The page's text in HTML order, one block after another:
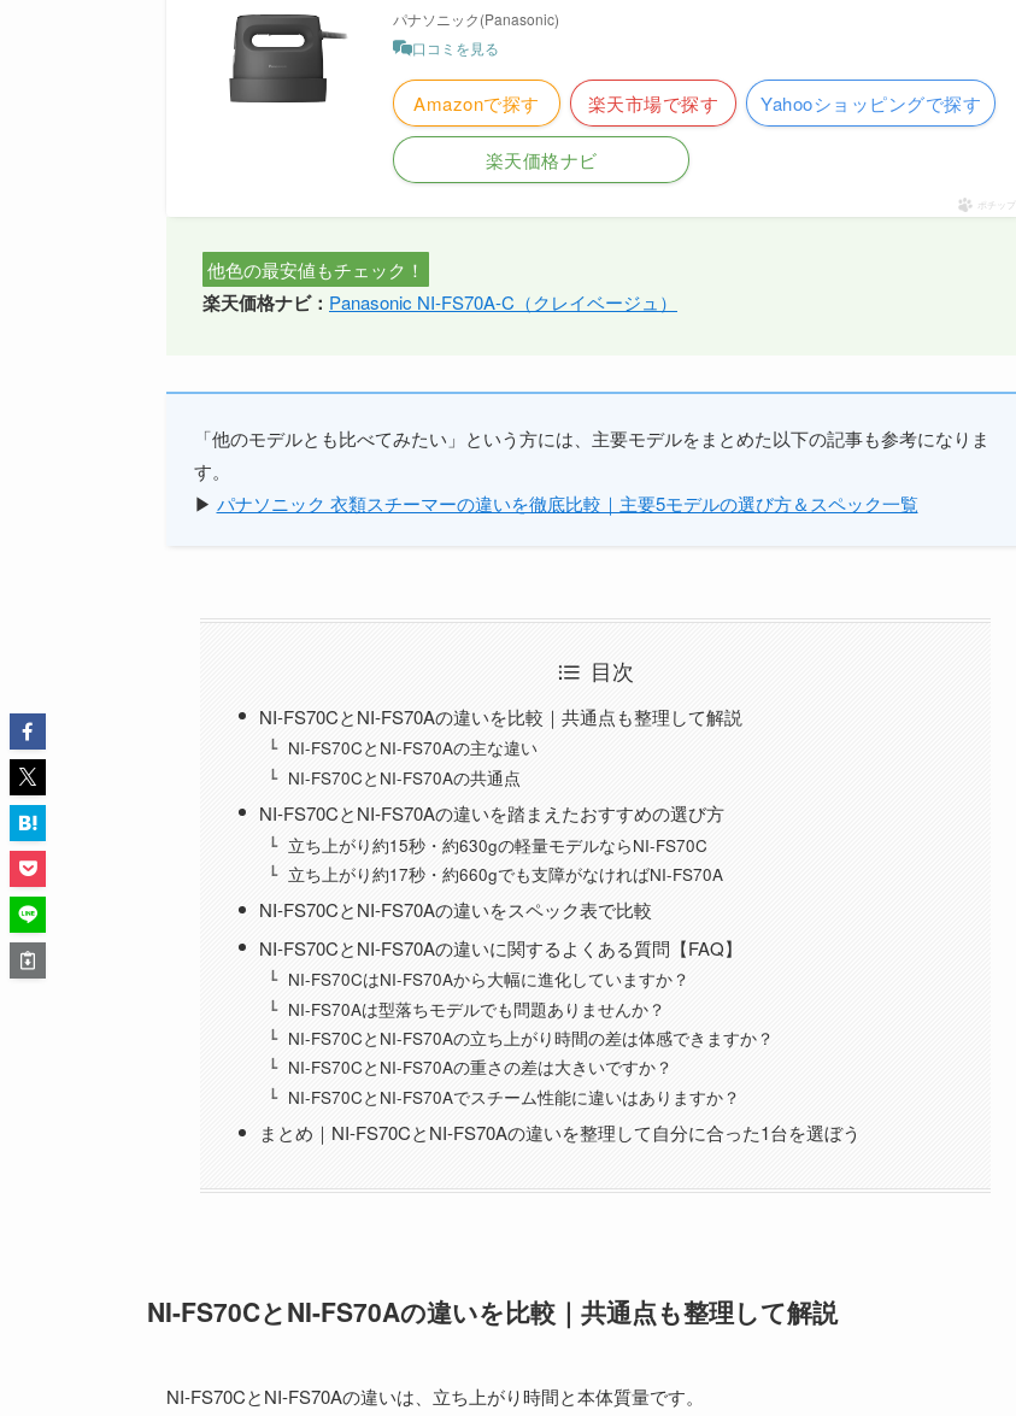
パナソニック(Panasonic)
口コミを見る
Amazonで探す 楽天市場で探す Yahooショッピングで探す
楽天価格ナビ
ポチップ
他色の最安値もチェック！
楽天価格ナビ： Panasonic NI-FS70A-C（クレイベージュ）
「他のモデルとも比べてみたい」という方には、主要モデルをまとめた以下の記事も参考になりま
す。
▶ パナソニック 衣類スチーマーの違いを徹底比較｜主要5モデルの選び方＆スペック一覧
目次
NI-FS70CとNI-FS70Aの違いを比較｜共通点も整理して解説
NI-FS70CとNI-FS70Aの主な違い
NI-FS70CとNI-FS70Aの共通点
NI-FS70CとNI-FS70Aの違いを踏まえたおすすめの選び方
立ち上がり約15秒・約630gの軽量モデルならNI-FS70C
立ち上がり約17秒・約660gでも支障がなければNI-FS70A
NI-FS70CとNI-FS70Aの違いをスペック表で比較
NI-FS70CとNI-FS70Aの違いに関するよくある質問【FAQ】
NI-FS70CはNI-FS70Aから大幅に進化していますか？
NI-FS70Aは型落ちモデルでも問題ありませんか？
NI-FS70CとNI-FS70Aの立ち上がり時間の差は体感できますか？
NI-FS70CとNI-FS70Aの重さの差は大きいですか？
NI-FS70CとNI-FS70Aでスチーム性能に違いはありますか？
まとめ｜NI-FS70CとNI-FS70Aの違いを整理して自分に合った1台を選ぼう
NI-FS70CとNI-FS70Aの違いを比較｜共通点も整理して解説
NI-FS70CとNI-FS70Aの違いは、立ち上がり時間と本体質量です。